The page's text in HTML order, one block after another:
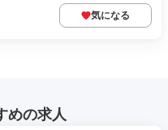
気になる
めの求人